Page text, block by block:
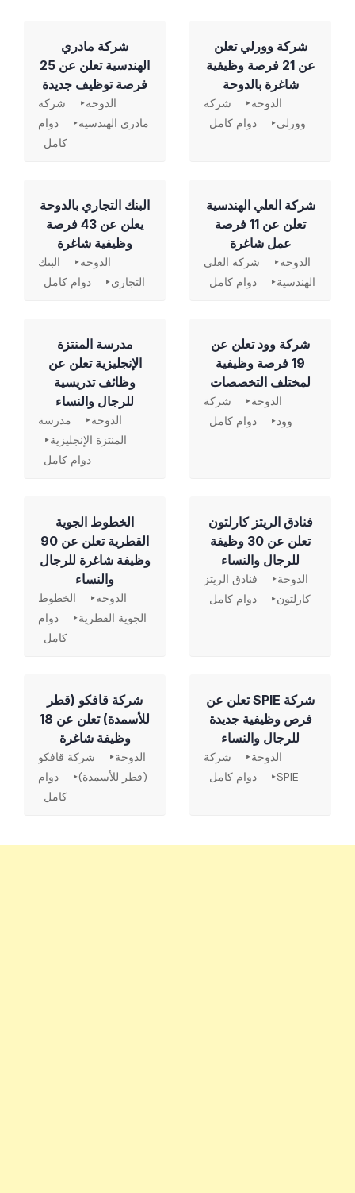
شركة وورلي تعلن
عن 21 فرصة وظيفية
شاغرة بالدوحة
الدوحة
شركة
وورلي
دوام كامل
شركة مادري
الهندسية تعلن عن 25
فرصة توظيف جديدة
الدوحة
شركة
مادري الهندسية
دوام
كامل
شركة العلي الهندسية
تعلن عن 11 فرصة
عمل شاغرة
الدوحة
شركة العلي
الهندسية
دوام كامل
‏البنك التجاري بالدوحة
يعلن عن 43 فرصة
وظيفية شاغرة
الدوحة
البنك
التجاري
دوام كامل
شركة وود تعلن عن
19 فرصة وظيفية
لمختلف التخصصات
الدوحة
شركة
وود
دوام كامل
مدرسة المنتزة
الإنجليزية تعلن عن
وظائف تدريسية
للرجال والنساء
الدوحة
مدرسة
المنتزة الإنجليزية
دوام كامل
فنادق الريتز كارلتون
تعلن عن 30 وظيفة
للرجال والنساء
الدوحة
فنادق الريتز
كارلتون
دوام كامل
الخطوط الجوية
القطرية تعلن عن 90
وظيفة شاغرة للرجال
والنساء
الدوحة
الخطوط
الجوية القطرية
دوام
كامل
شركة SPIE تعلن عن
فرص وظيفية جديدة
للرجال والنساء
الدوحة
شركة
SPIE
دوام كامل
شركة قافكو (قطر
للأسمدة) تعلن عن 18
وظيفة شاغرة
الدوحة
شركة قافكو
(قطر للأسمدة)
دوام
كامل